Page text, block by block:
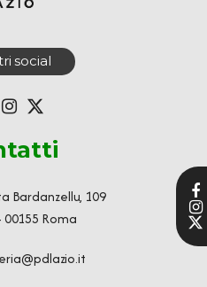
social
Bardanzellu, 109
00155 Roma